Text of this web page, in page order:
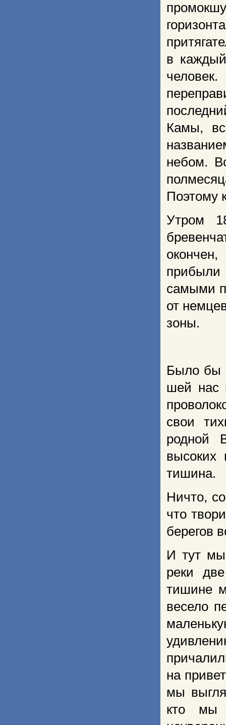
в
Камы,
небом.
Поэтому
Утром
прибыли
самыми
от
зоны.
Было бы
шей нас
свои
родной
высоких
тишина.
Ничто,
что
берегов
И тут мы
реки
тишине
весело
на
мы
кто мы